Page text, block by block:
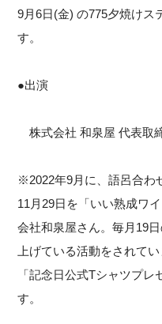
9月6日(金) の775夕焼けス
す。
●出演
株式会社 和泉屋 代表取
※2022年9月に、語呂合わ
11月29日を「いい熟成ワ
会社和泉屋さん。毎月19
上げている活動をされて
「記念日公式Tシャツプ
す。